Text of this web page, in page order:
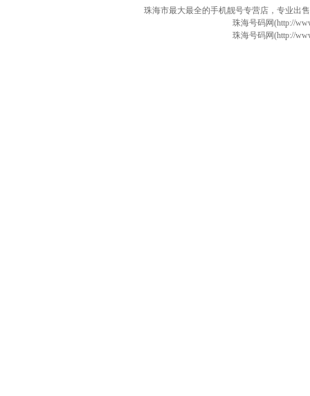
珠海市最大最全的手机靓号专营店，专业出
珠海号码网(http://
珠海号码网(http://